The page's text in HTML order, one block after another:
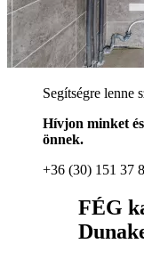
Segítségre lenne
Hívjon minket
önnek.
+36 (30) 151 37
FÉG